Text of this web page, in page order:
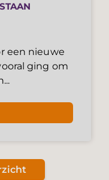
een nieuwe
ging om